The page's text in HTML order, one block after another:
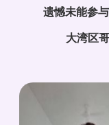
遗憾未能参
大湾区